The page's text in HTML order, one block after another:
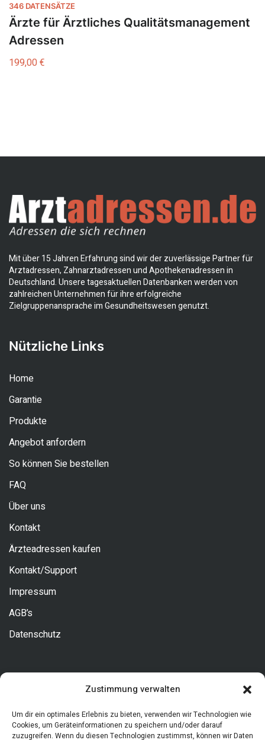
Zustimmung verwalten
Um dir ein optimales Erlebnis zu bieten, verwenden wir Technologien wie
Cookies, um Geräteinformationen zu speichern und/oder darauf
zuzugreifen. Wenn du diesen Technologien zustimmst, können wir Daten
346 DATENSÄTZE
Ärzte für Ärztliches Qualitätsmanagement
Adressen
199,00€
Mit über 15 Jahren Erfahrung sind wir der zuverlässige Partner für
Arztadressen, Zahnarztadressen und Apothekenadressen in
Deutschland. Unsere tagesaktuellen Datenbanken werden von
zahlreichen Unternehmen für ihre erfolgreiche
Zielgruppenansprache im Gesundheitswesen genutzt.
Nützliche Links
Home
Garantie
Produkte
Angebot anfordern
So können Sie bestellen
FAQ
Über uns
Kontakt
Ärzteadressen kaufen
Kontakt/Support
Impressum
AGB’s
Datenschutz
Allgemeine Fragen